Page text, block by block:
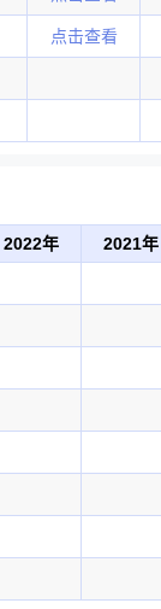
点击查看
2022年 2021年